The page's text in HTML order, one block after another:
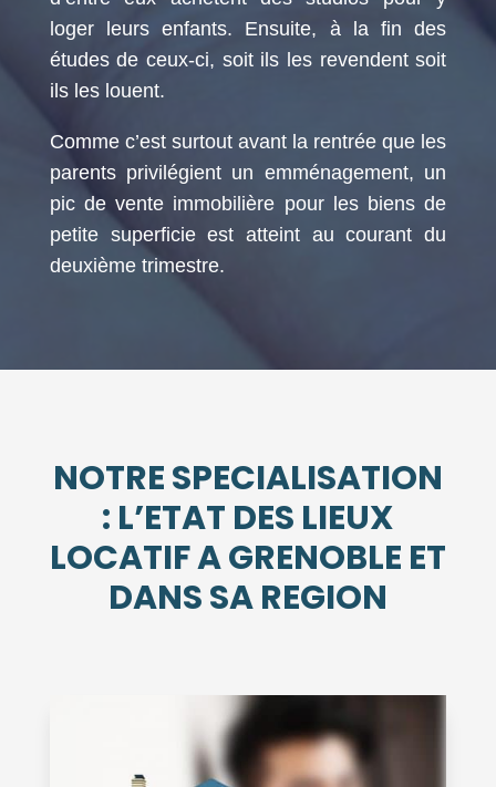
loger leurs enfants. Ensuite, à la fin des
études de ceux-ci, soit ils les revendent soit
ils les louent.
Comme c’est surtout avant la rentrée que les
parents privilégient un emménagement, un
pic de vente immobilière pour les biens de
petite superficie est atteint au courant du
deuxième trimestre.
NOTRE SPECIALISATION
: L’ETAT DES LIEUX
LOCATIF A GRENOBLE ET
DANS SA REGION